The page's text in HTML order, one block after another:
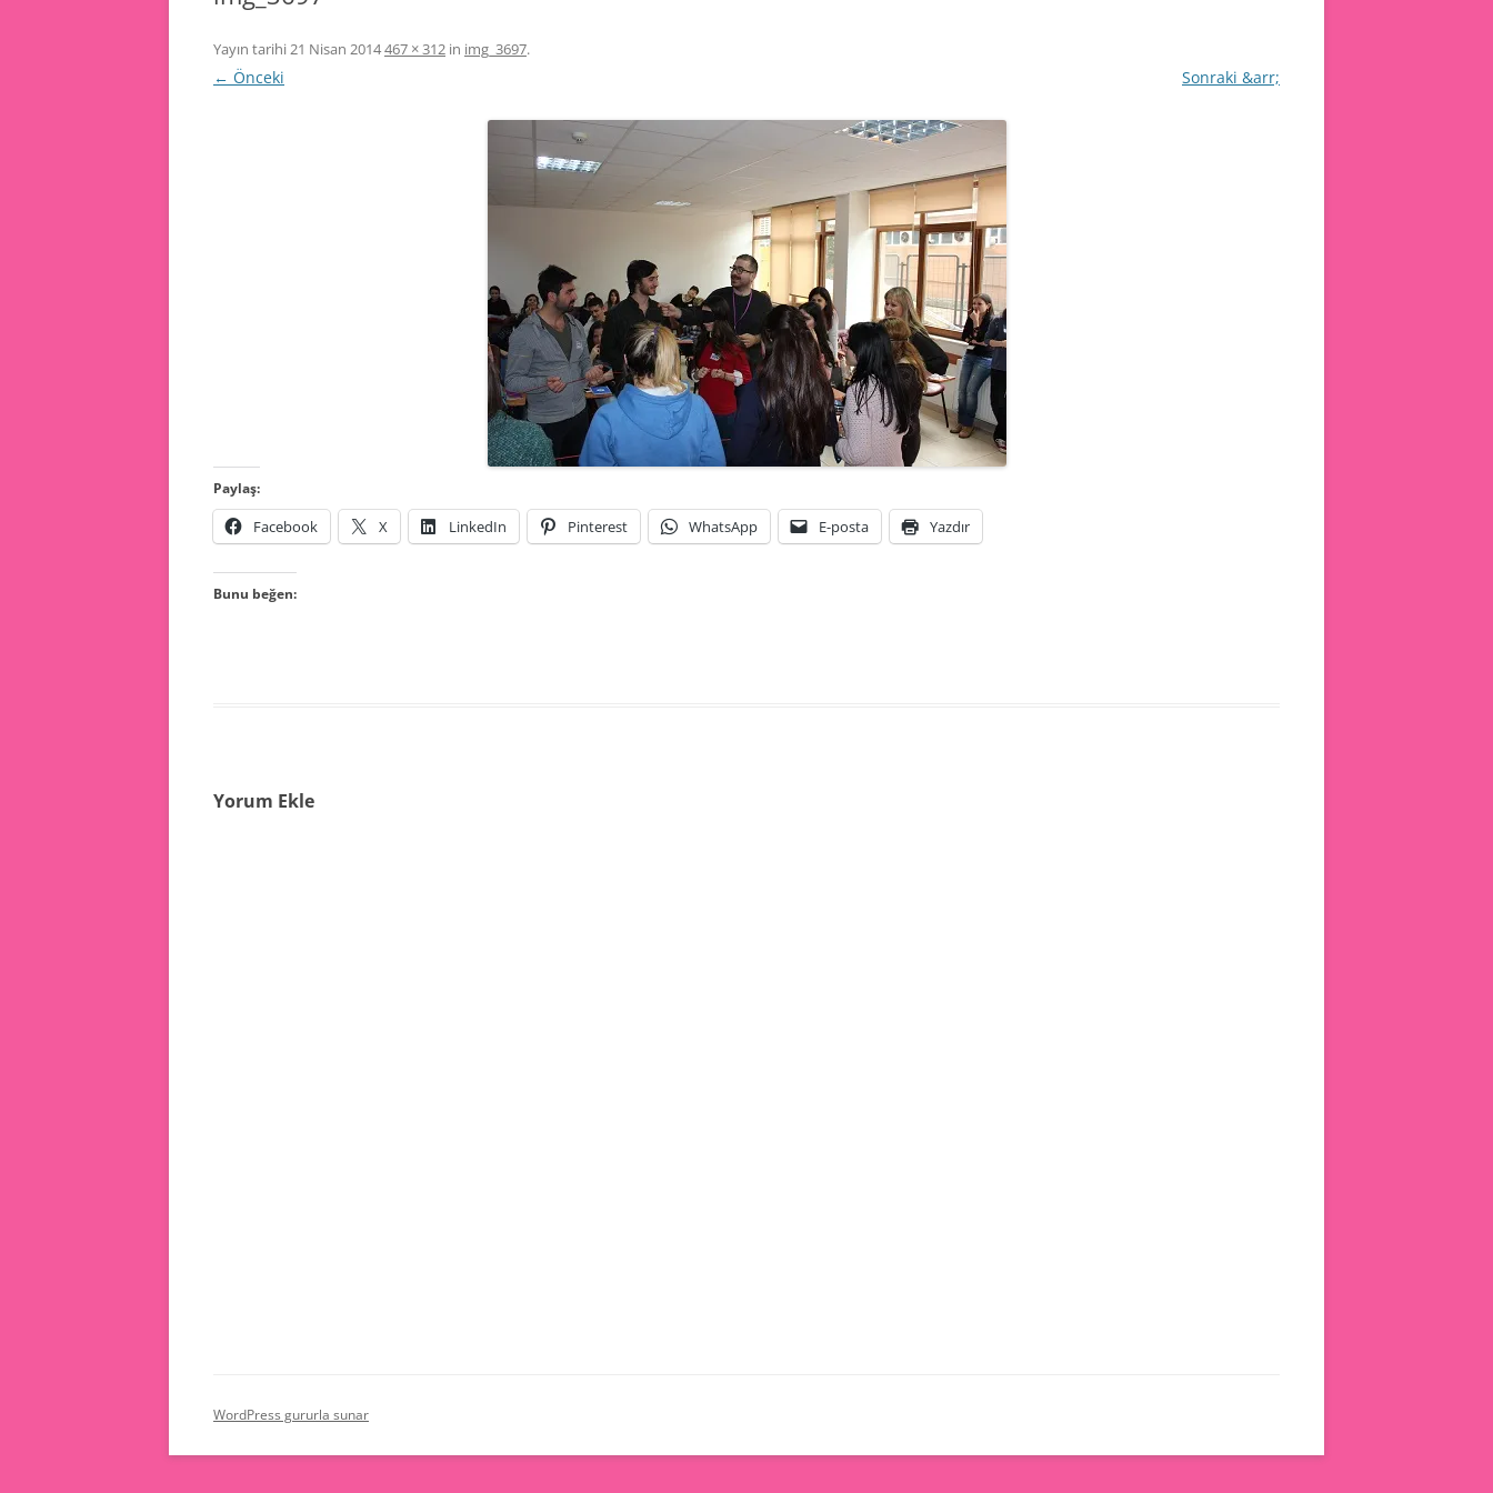
Yayın tarihi21 Nisan 2014467 × 312 in img_3697.
← Önceki Sonraki &arr;
Paylaş:
Facebook X LinkedIn Pinterest WhatsApp E-posta Yazdır
Bunu beğen:
Yorum Ekle
WordPress gururla sunar